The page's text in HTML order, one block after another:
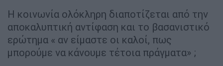
Η κοινωνία ολόκληρη διαποτίζεται από την
αποκαλυπτική αντίφαση και το βασανιστικό
ερώτημα « αν είμαστε οι καλοί, πως
μπορούμε να κάνουμε τέτοια πράγματα» ;